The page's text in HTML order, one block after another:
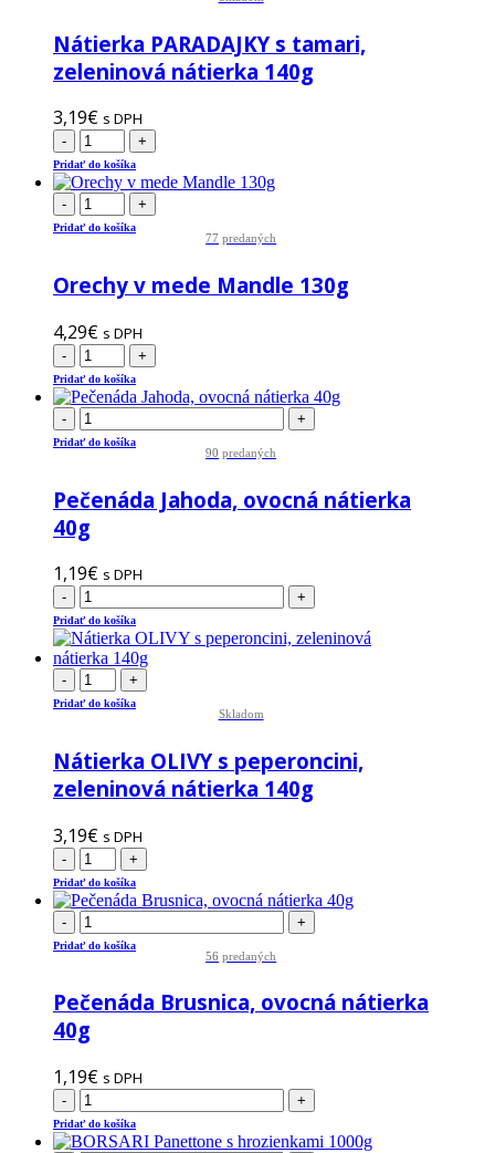
Nátierka PARADAJKY s tamari,
zeleninová nátierka 140g
3,19€ s DPH
- +
Pridať do košíka
- +
Pridať do košíka
77 predaných
Orechy v mede Mandle 130g
4,29€ s DPH
- +
Pridať do košíka
- +
Pridať do košíka
90 predaných
Pečenáda Jahoda, ovocná nátierka
40g
1,19€ s DPH
- +
Pridať do košíka
- +
Pridať do košíka
Skladom
Nátierka OLIVY s peperoncini,
zeleninová nátierka 140g
3,19€ s DPH
- +
Pridať do košíka
- +
Pridať do košíka
56 predaných
Pečenáda Brusnica, ovocná nátierka
40g
1,19€ s DPH
- +
Pridať do košíka